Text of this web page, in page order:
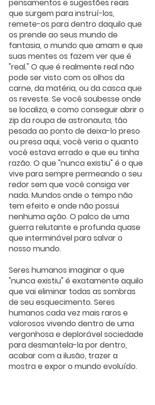
pensamentos e sugestões reais
que surgem para instruí-los,
remete-os para dentro daquilo que
os prende ao seus mundo de
fantasia, o mundo que amam e que
suas mentes os fazem ver que é
"real." O que é realmente real não
pode ser visto com os olhos da
carne, da matéria, ou da casca que
os reveste. Se você soubesse onde
se localiza, e como conseguir abrir o
zip da roupa de astronauta, tão
pesada ao ponto de deixa-lo preso
ou presa aqui, você veria o quanto
você estava errado e que eu tinha
razão. O que "nunca existiu" é o que
vive para sempre permeando o seu
redor sem que você consiga ver
nada. Mundos onde o tempo não
tem efeito e onde não possui
nenhuma ação. O palco de uma
guerra relutante e profunda quase
que interminável para salvar o
nosso mundo.
Seres humanos imaginar o que
"nunca existiu" é exatamente aquilo
que vai eliminar todas as sombras
de seu esquecimento. Seres
humanos cada vez mais raros e
valorosos vivendo dentro de uma
vergonhosa e deplorável sociedade
para desmantela-la por dentro,
acabar com a ilusão, trazer a
mostra e expor o mundo evoluído.